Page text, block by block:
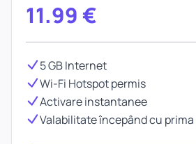
11.99 €
5 GB Internet
Wi-Fi Hotspot permis
Activare instantanee
Valabilitate începând cu